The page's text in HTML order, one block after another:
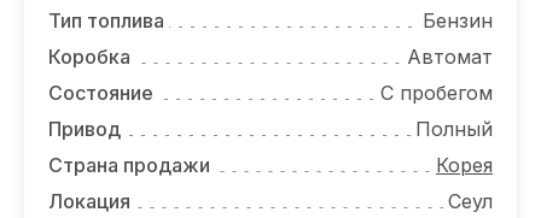
Тип топлива
Бензин
Коробка
Автомат
Состояние
С пробегом
Привод
Полный
Страна продажи
Корея
Локация
Сеул